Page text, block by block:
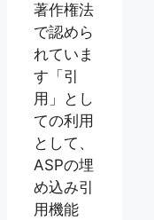
著作権法
で認めら
れていま
す「引
用」とし
ての利用
として、
ASPの埋
め込み引
用機能